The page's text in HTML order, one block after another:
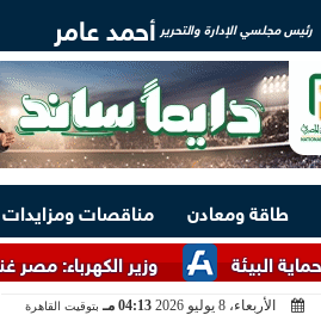
رئيس مجلسي الإدارة والتحرير أحمد عامر
طاقة ومعادن مناقصات ومزايدات
وزير الكهرباء: مصر غنية بالخامات
الأربعاء، 8 يوليو 2026 04:13 مـ بتوقيت القاهرة